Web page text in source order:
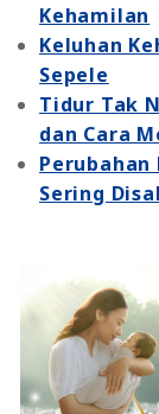
Kehamilan
Keluhan
Sepele
Tidur Tak
dan Cara
Perubahan
Sering